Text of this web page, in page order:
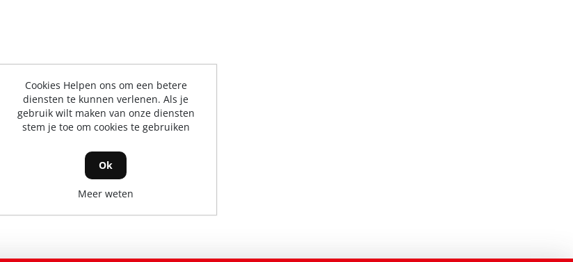
Cookies Helpen ons om een betere
diensten te kunnen verlenen. Als je
gebruik wilt maken van onze diensten
stem je toe om cookies te gebruiken
Ok
Meer weten